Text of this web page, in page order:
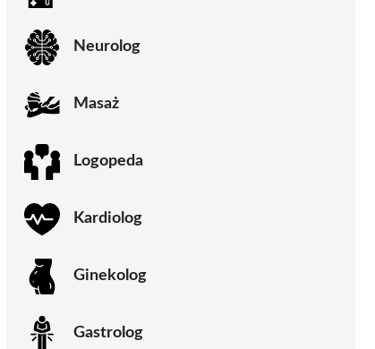
Neurolog
Masaż
Logopeda
Kardiolog
Ginekolog
Gastrolog